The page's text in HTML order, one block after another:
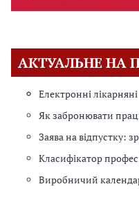
АКТУАЛЬНЕ НА
Електронні лікарняні
Як забронювати
Заява на відпустку:
Класифікатор
Виробничий